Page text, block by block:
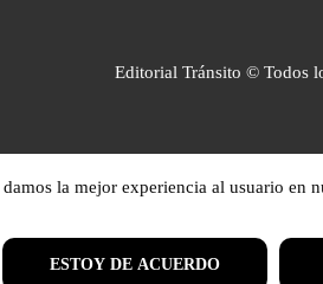
Editorial Tránsito © Todos
la mejor experiencia al usuario en
ESTOY DE ACUERDO